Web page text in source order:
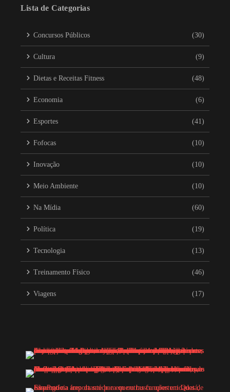
Lista de Categorias
Concursos Públicos (30)
Cultura (9)
Dietas e Receitas Fitness (48)
Economia (6)
Esportes (41)
Fofocas (10)
Inovação (10)
Meio Ambiente (10)
Na Mídia (60)
Política (19)
Tecnologia (13)
Treinamento Físico (46)
Viagens (17)